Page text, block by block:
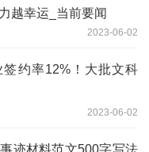
越幸运_当前要闻
2023-06-02
约率12%！大批文科
2023-06-02
迹材料范文500字写法